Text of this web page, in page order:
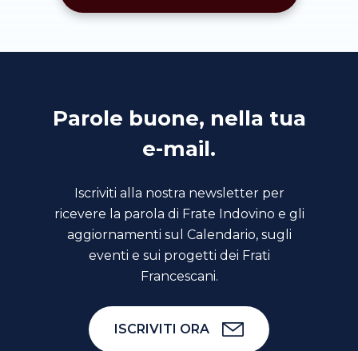
Parole buone, nella tua
e-mail.
Iscriviti alla nostra newsletter per
ricevere la parola di Frate Indovino e gli
aggiornamenti sul Calendario, sugli
eventi e sui progetti dei Frati
Francescani.
ISCRIVITI ORA